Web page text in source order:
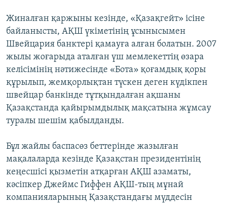
Жиналған қаржыны кезінде, «Қазақгейт» ісіне
байланысты, АҚШ үкіметінің ұсынысымен
Швейцария банктері қамауға алған болатын. 2007
жылы жоғарыда аталған үш мемлекеттің өзара
келісімінің нәтижесінде «Бота» қоғамдық қоры
құрылып, жемқорлықтан түскен деген күдікпен
швейцар банкінде тұтқындалған ақшаны
Қазақстанда қайырымдылық мақсатына жұмсау
туралы шешім қабылданды.
Бұл жайлы баспасөз беттерінде жазылған
мақалаларда кезінде Қазақстан президентінің
кеңесшісі қызметін атқарған АҚШ азаматы,
кәсіпкер Джеймс Гиффен АҚШ-тың мұнай
компанияларының Қазақстандағы мүддесін